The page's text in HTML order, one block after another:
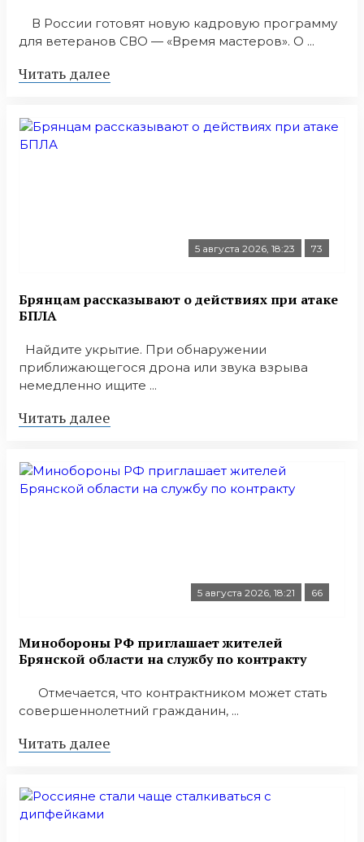
В России готовят новую кадровую программу
для ветеранов СВО — «Время мастеров». О ...
Читать далее
5 августа 2026, 18:23 73
Брянцам рассказывают о действиях при атаке
БПЛА
Найдите укрытие. При обнаружении
приближающегося дрона или звука взрыва
немедленно ищите ...
Читать далее
5 августа 2026, 18:21 66
Минобoроны РФ приглaшaет житeлeй
Брянской области на службу по контракту
Отмечается, что контрактником может стать
совершеннолетний гражданин, ...
Читать далее